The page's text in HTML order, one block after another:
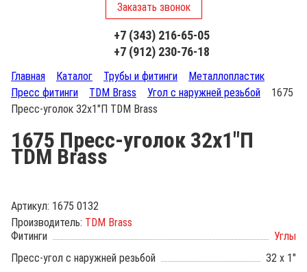
у
Заказать звонок
+7 (343) 216-65-05
+7 (912) 230-76-18
Главная Каталог Трубы и фитинги
Металлопластик
Пресс фитинги
TDM Brass Угол с наружней резьбой
1675
Пресс-уголок 32х1"П TDM Brass
1675 Пресс-уголок 32х1"П
TDM Brass
Артикул: 1675 0132
Производитель: TDM Brass
Фитинги
Углы
Пресс-угол с наружней резьбой
32 х 1"